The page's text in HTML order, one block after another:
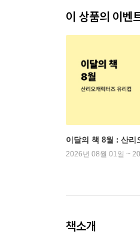
이 상품의 이벤
이달의 책 8월 : 산리
2026년 08월 01일 ~
책소개